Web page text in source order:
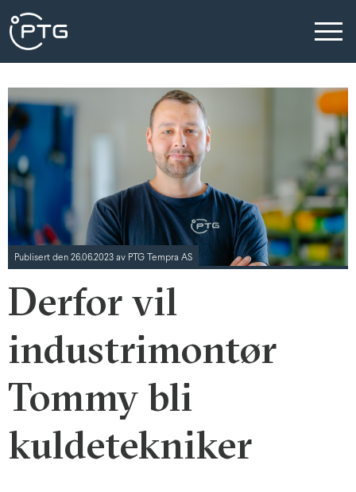
Publisert den 26.06.2023 av PTG Tempra AS
Derfor vil
industrimontør
Tommy bli
kuldetekniker